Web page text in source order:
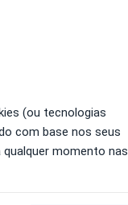
(ou tecnologias
com base nos seus
momento nas